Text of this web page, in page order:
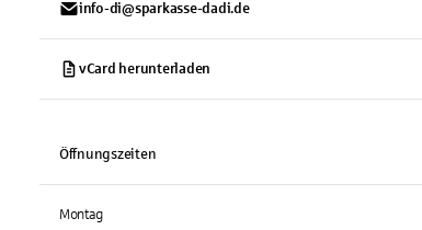
info-di@sparkasse-dadi.de
vCard herunterladen
Öffnungszeiten
Montag